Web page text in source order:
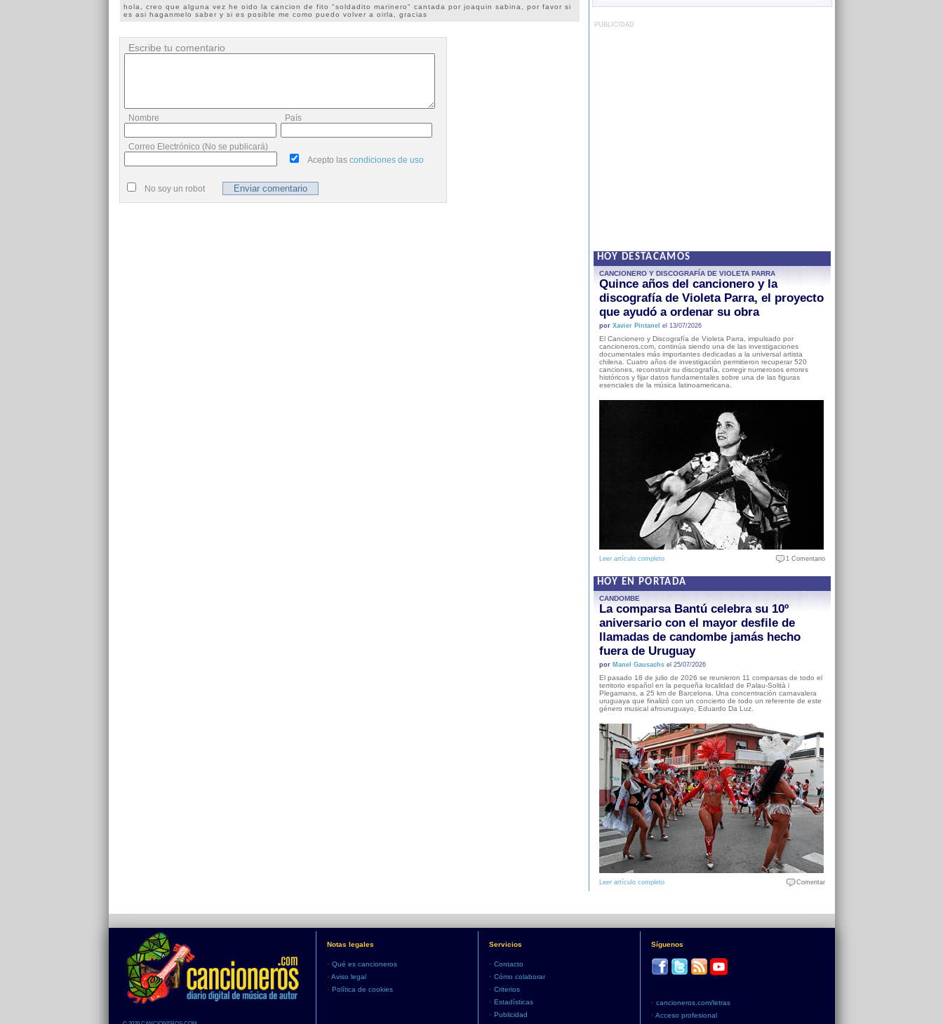
hola, creo que alguna vez he oido la cancion de fito "soldadito marinero" cantada por joaquin sabina, por favor si
es asi haganmelo saber y si es posible me como puedo volver a oirla, gracias
Escribe tu comentario
Nombre País
Correo Electrónico (No se publicará)
Acepto las condiciones de uso
No soy un robot
PUBLICIDAD
HOY DESTACAMOS
CANCIONERO Y DISCOGRAFÍA DE VIOLETA PARRA
Quince años del cancionero y la
discografía de Violeta Parra, el proyecto
que ayudó a ordenar su obra
por Xavier Pintanel el 13/07/2026
El Cancionero y Discografía de Violeta Parra, impulsado por
cancioneros.com, continúa siendo una de las investigaciones
documentales más importantes dedicadas a la universal artista
chilena. Cuatro años de investigación permitieron recuperar 520
canciones, reconstruir su discografía, corregir numerosos errores
históricos y fijar datos fundamentales sobre una de las figuras
esenciales de la música latinoamericana.
Leer artículo completo 1 Comentario
HOY EN PORTADA
CANDOMBE
La comparsa Bantú celebra su 10º
aniversario con el mayor desfile de
llamadas de candombe jamás hecho
fuera de Uruguay
por Manel Gausachsel 25/07/2026
El pasado 18 de julio de 2026 se reunieron 11 comparsas de todo el
territorio español en la pequeña localidad de Palau-Solità i
Plegamans, a 25 km de Barcelona. Una concentración carnavalera
uruguaya que finalizó con un concierto de todo un referente de este
género musical afrouruguayo, Eduardo Da Luz.
Leer artículo completo Comentar
Notas legales
• Qué es cancioneros
• Aviso legal
• Política de cookies
Servicios
• Contacto
• Cómo colaborar
• Criterios
• Estadísticas
• Publicidad
Síguenos
• cancioneros.com/letras
• Acceso profesional